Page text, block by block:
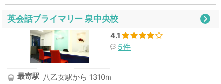
英会話プライマリー 泉中央校
4.1
5件
最寄駅 八乙女駅から 1310m